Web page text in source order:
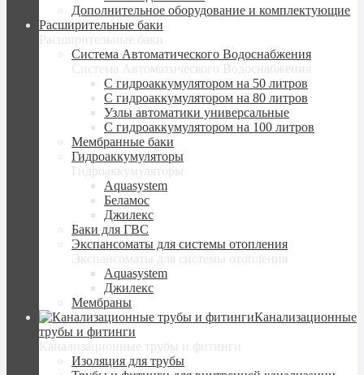
Дополнительное оборудование и комплектующие
Расширительные баки
Расширительные баки
Система Автоматического Водоснабжения
Система Автоматического Водоснабжения
С гидроаккумулятором на 50 литров
С гидроаккумулятором на 80 литров
Узлы автоматики универсальные
С гидроаккумулятором на 100 литров
Мембранные баки
Гидроаккумуляторы
Гидроаккумуляторы
Aquasystem
Беламос
Джилекс
Баки для ГВС
Экспансоматы для системы отопления
Экспансоматы для системы отопления
Aquasystem
Джилекс
Мембраны
Канализационные
трубы и фитинги
Канализационные трубы и фитинги
Изоляция для трубы